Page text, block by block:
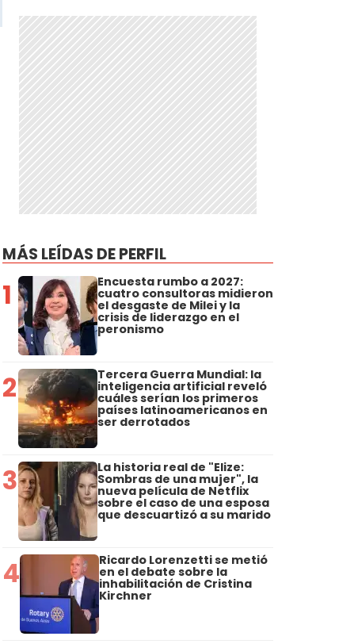
MÁS LEÍDAS DE PERFIL
1 Encuesta rumbo a 2027:
cuatro consultoras midieron
el desgaste de Milei y la
crisis de liderazgo en el
peronismo
2 Tercera Guerra Mundial: la
inteligencia artificial reveló
cuáles serían los primeros
países latinoamericanos en
ser derrotados
3 La historia real de "Elize:
Sombras de una mujer", la
nueva película de Netflix
sobre el caso de una esposa
que descuartizó a su marido
4 Ricardo Lorenzetti se metió
en el debate sobre la
inhabilitación de Cristina
Kirchner